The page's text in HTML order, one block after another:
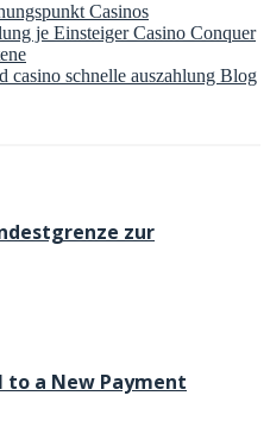
Casinos
je Einsteiger Casino Conquer
casino schnelle auszahlung Blog
zur
to a New Payment